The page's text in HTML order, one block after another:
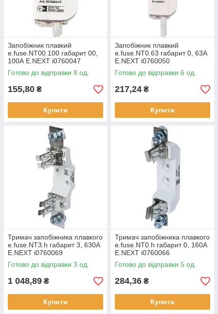
Запобіжник плавкий
e.fuse.NT00.100 габарит 00,
100А E.NEXT i0760047
Готово до відправки 8 од.
155,80 ₴
Купити
Запобіжник плавкий
e.fuse.NT0.63 габарит 0, 63А
E.NEXT i0760050
Готово до відправки 6 од.
217,24 ₴
Купити
Тримач запобіжника плавкого
e.fuse.NT3.h габарит 3, 630А
E.NEXT i0760069
Готово до відправки 3 од.
1 048,89 ₴
Купити
Тримач запобіжника плавкого
e.fuse.NT0.h габарит 0, 160А
E.NEXT i0760066
Готово до відправки 5 од.
284,36 ₴
Купити